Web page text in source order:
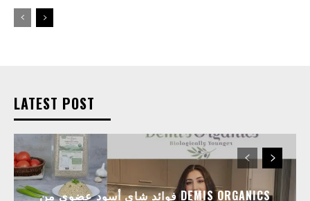
LATEST POST
فوائد شاي أسود عضوي من DEMIS ORGANICS